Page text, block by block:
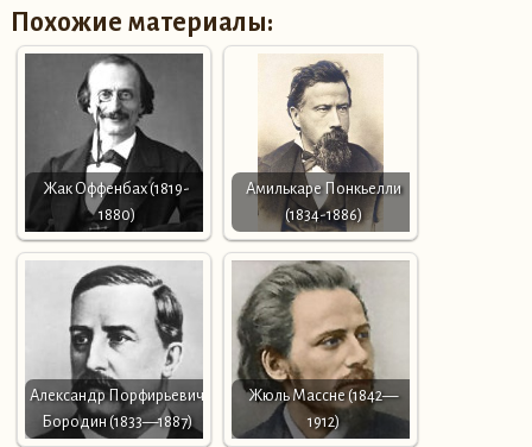
Похожие материалы:
Жак Оффенбах (1819-
1880)
Амилькаре Понкьелли
(1834-1886)
Александр Порфирьевич
Бородин (1833—1887)
Жюль Массне (1842—
1912)